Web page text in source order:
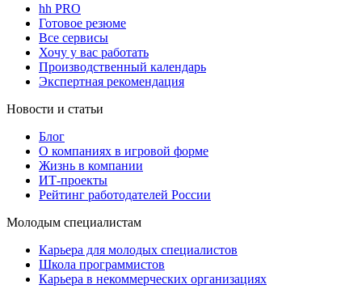
hh PRO
Готовое резюме
Все сервисы
Хочу у вас работать
Производственный календарь
Экспертная рекомендация
Новости и статьи
Блог
О компаниях в игровой форме
Жизнь в компании
ИТ-проекты
Рейтинг работодателей России
Молодым специалистам
Карьера для молодых специалистов
Школа программистов
Карьера в некоммерческих организациях